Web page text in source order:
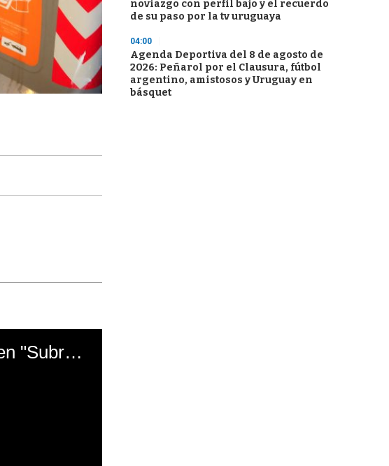
El mal momento de Yanina Gasañol con un hincha argentino en "Subrayado"
noviazgo con perfil bajo y el recuerdo
de su paso por la tv uruguaya
04:00
Agenda Deportiva del 8 de agosto de
2026: Peñarol por el Clausura, fútbol
argentino, amistosos y Uruguay en
básquet